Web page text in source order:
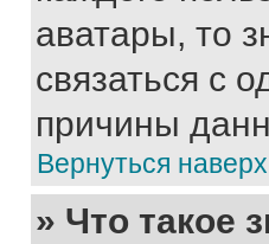
аватары, то
связаться с
причины
Вернуться наверх
» Что такое